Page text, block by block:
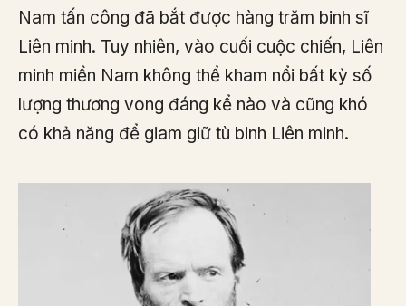
Nam tấn công đã bắt được hàng trăm binh sĩ
Liên minh. Tuy nhiên, vào cuối cuộc chiến, Liên
minh miền Nam không thể kham nổi bất kỳ số
lượng thương vong đáng kể nào và cũng khó
có khả năng để giam giữ tù binh Liên minh.